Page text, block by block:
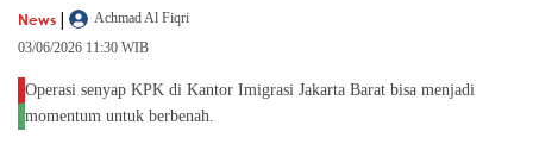
News |
Achmad Al Fiqri
03/06/2026 11:30 WIB
Operasi senyap KPK di Kantor Imigrasi Jakarta Barat bisa menjadi
momentum untuk berbenah.